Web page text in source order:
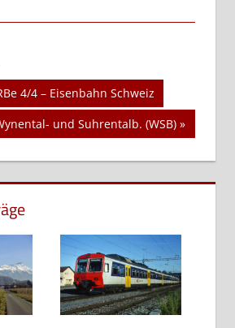
4/4 – Eisenbahn Schweiz
und Suhrentalb. (WSB)